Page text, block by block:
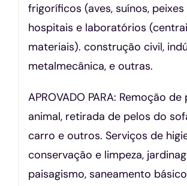
frigoríficos (aves, suínos,
hospitais e laboratórios
materiais). construção civil,
metalmecânica, e outras.
APROVADO PARA: Remoção
animal, retirada de pelos do
carro e outros. Serviços de
conservação e limpeza,
paisagismo, saneamento básico